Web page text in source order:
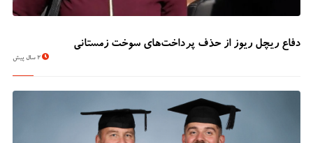
دفاع ریچل ریوز از حذف پرداخت‌های سوخت زمستانی
2 سال پیش